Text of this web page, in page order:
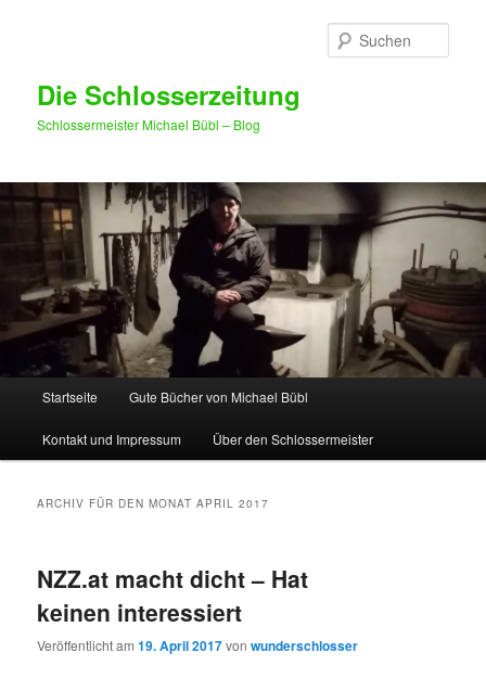
Die Schlosserzeitung
Schlossermeister Michael Bübl – Blog
Zum Inhalt wechseln
Zum sekundären Inhalt wechseln
Startseite Gute Bücher von Michael Bübl
Kontakt und Impressum Über den Schlossermeister
ARCHIV FÜR DEN MONATAPRIL 2017
NZZ.at macht dicht – Hat
keinen interessiert
Veröffentlicht am19. April 2017vonwunderschlosser